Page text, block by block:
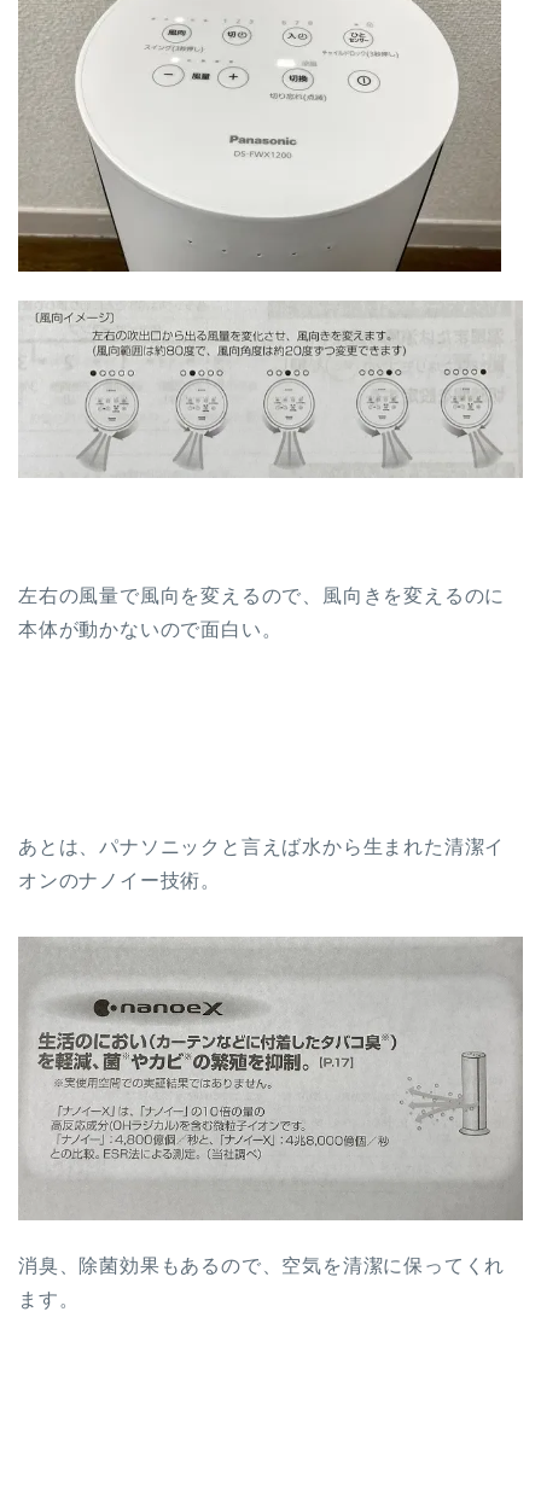
左右の風量で風向を変えるので、風向きを変えるのに
本体が動かないので面白い。
あとは、パナソニックと言えば水から生まれた清潔イ
オンのナノイー技術。
消臭、除菌効果もあるので、空気を清潔に保ってくれ
ます。